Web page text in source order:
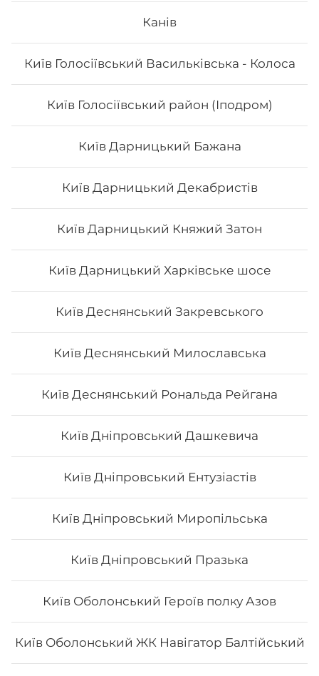
Канів
Київ Голосіївський Васильківська - Колоса
Київ Голосіївський район (Іподром)
Київ Дарницький Бажана
Київ Дарницький Декабристів
Київ Дарницький Княжий Затон
Київ Дарницький Харківське шосе
Київ Деснянський Закревського
Київ Деснянський Милославська
Київ Деснянський Рональда Рейгана
Київ Дніпровський Дашкевича
Київ Дніпровський Ентузіастів
Київ Дніпровський Миропільська
Київ Дніпровський Празька
Київ Оболонський Героїв полку Азов
Київ Оболонський ЖК Навігатор Балтійський
114₴ Хочу
Філадельфія з тигровою креветкою
креветка
186₴ Хочу